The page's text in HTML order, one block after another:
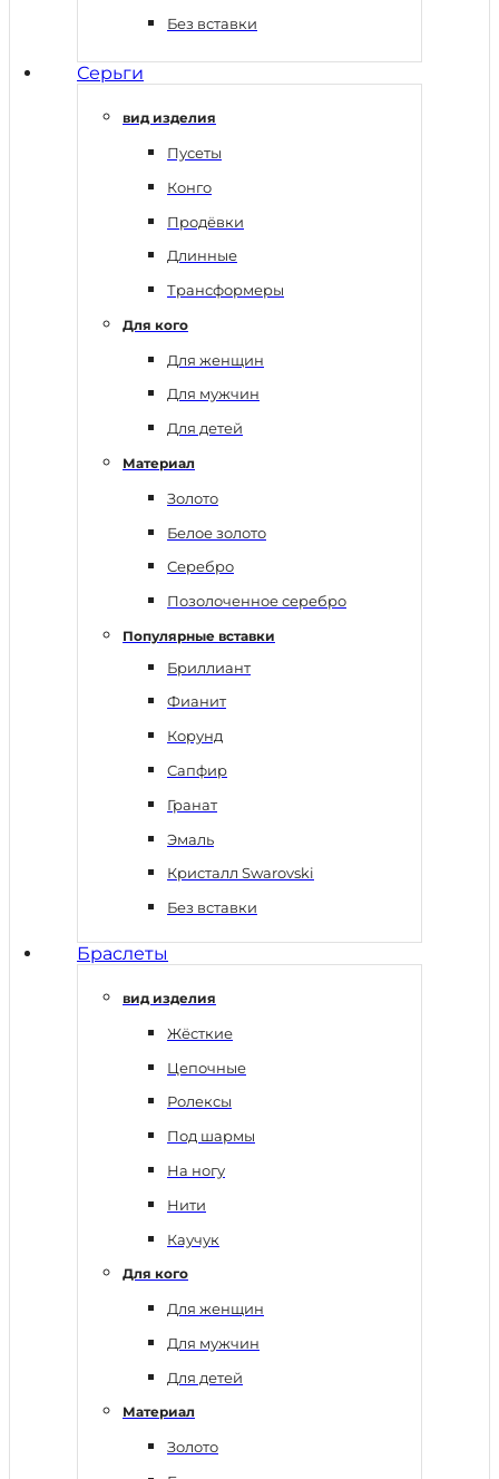
Без вставки
Серьги
вид изделия
Пусеты
Конго
Продёвки
Длинные
Трансформеры
Для кого
Для женщин
Для мужчин
Для детей
Материал
Золото
Белое золото
Серебро
Позолоченное серебро
Популярные вставки
Бриллиант
Фианит
Корунд
Сапфир
Гранат
Эмаль
Кристалл Swarovski
Без вставки
Браслеты
вид изделия
Жёсткие
Цепочные
Ролексы
Под шармы
На ногу
Нити
Каучук
Для кого
Для женщин
Для мужчин
Для детей
Материал
Золото